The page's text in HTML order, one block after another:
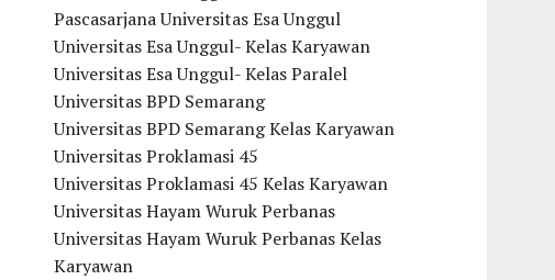
Pascasarjana Universitas Esa Unggul
Universitas Esa Unggul- Kelas Karyawan
Universitas Esa Unggul- Kelas Paralel
Universitas BPD Semarang
Universitas BPD Semarang Kelas Karyawan
Universitas Proklamasi 45
Universitas Proklamasi 45 Kelas Karyawan
Universitas Hayam Wuruk Perbanas
Universitas Hayam Wuruk Perbanas Kelas
Karyawan